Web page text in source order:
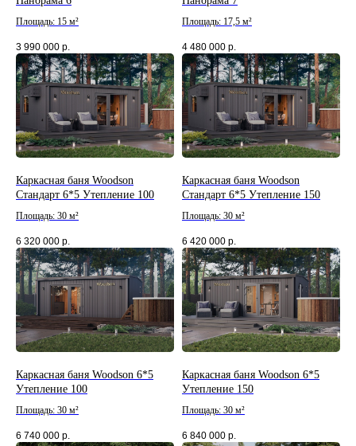
Площадь: 15 м²
3 990 000 р.
Площадь: 17,5 м²
4 480 000 р.
Каркасная баня Woodson
Стандарт 6*5 Утепление 100
Площадь: 30 м²
6 320 000 р.
Каркасная баня Woodson
Стандарт 6*5 Утепление 150
Площадь: 30 м²
6 420 000 р.
Каркасная баня Woodson 6*5
Утепление 100
Площадь: 30 м²
6 740 000 р.
Каркасная баня Woodson 6*5
Утепление 150
Площадь: 30 м²
6 840 000 р.